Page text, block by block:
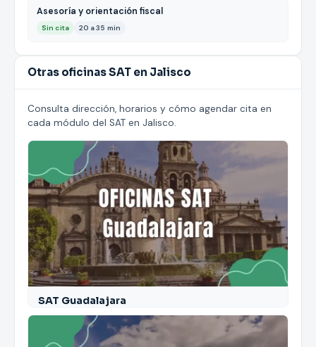
Asesoría y orientación fiscal
Sin cita 20 a 35 min
Otras oficinas SAT en Jalisco
Consulta dirección, horarios y cómo agendar cita en
cada módulo del SAT en Jalisco.
SAT Guadalajara